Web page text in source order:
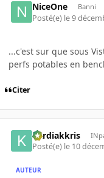
NiceOne Banni
Posté(e) le 9
...c'est sur que sous
perfs potables en
Citer
kardiakkris
Posté(e) le 10
AUTEUR